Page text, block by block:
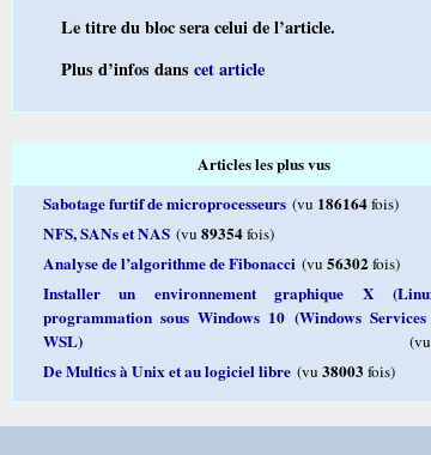
Le titre du bloc sera celui de l’article.
Plus d’infos dans cet article
Articles les plus vus
Sabotage furtif de microprocesseurs (vu 186164fois)
NFS, SANs et NAS (vu 89354fois)
Analyse de l’algorithme de Fibonacci (vu 56302fois)
Installer un environnement graphique X
programmation sous Windows 10 (Windows
WSL)
De Multics à Unix et au logiciel libre (vu 38003 fois)